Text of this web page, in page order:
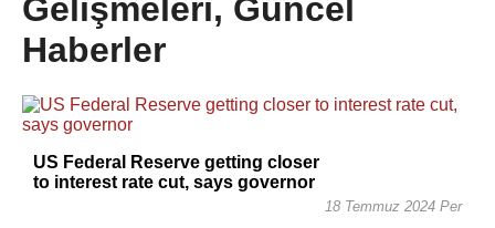
Gelişmeleri, Güncel
Haberler
US Federal Reserve getting closer
to interest rate cut, says governor
18 Temmuz 2024 Per